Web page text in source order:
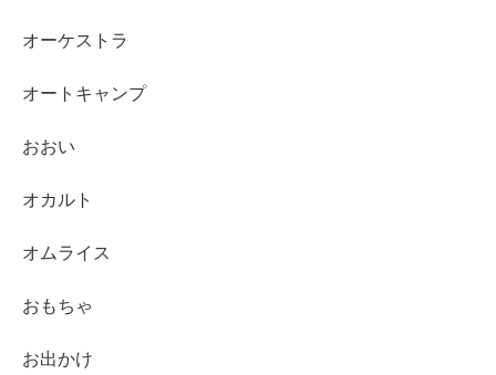
オーケストラ
オートキャンプ
おおい
オカルト
オムライス
おもちゃ
お出かけ